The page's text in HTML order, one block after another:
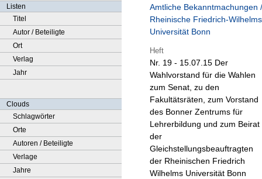
Listen
Titel
Autor / Beteiligte
Ort
Verlag
Jahr
Clouds
Schlagwörter
Orte
Autoren / Beteiligte
Verlage
Jahre
Amtliche Bekanntmachungen /
Rheinische Friedrich-
Universität Bonn
Heft
Nr. 19 - 15.07.15 Der
Wahlvorstand für die Wahlen
zum Senat, zu den
Fakultätsräten, zum Vorstand
des Bonner Zentrums für
Lehrerbildung und zum Beirat
der
Gleichstellungsbeauftragten
der Rheinischen Friedrich
Wilhelms Universität Bonn